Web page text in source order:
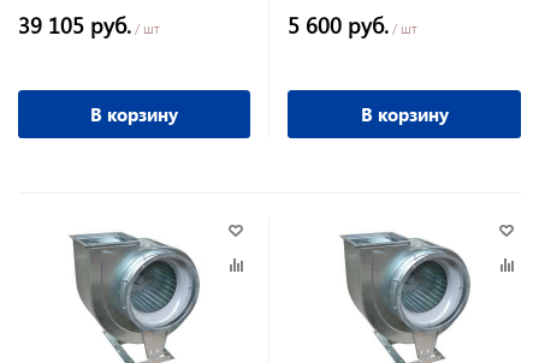
39 105 руб. / шт
В корзину
5 600 руб. / шт
В корзину